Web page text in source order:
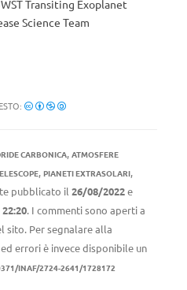
Transiting Exoplanet
Science Team
CARBONICA, ATMOSFERE
, PIANETI EXTRASOLARI,
pubblicato il 26/08/2022e
22:20. I commenti sono aperti a
sito. Per segnalare alla
errori è invece disponibile un
INAF/2724-2641/1728172